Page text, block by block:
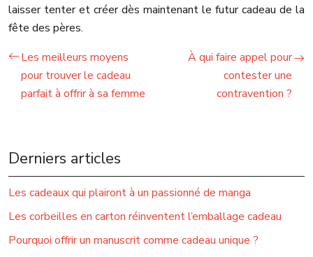
laisser tenter et créer dès maintenant le futur cadeau de la
fête des pères.
Les meilleurs moyens
pour trouver le cadeau
parfait à offrir à sa femme
À qui faire appel pour
contester une
contravention ?
Derniers articles
Les cadeaux qui plairont à un passionné de manga
Les corbeilles en carton réinventent l’emballage cadeau
Pourquoi offrir un manuscrit comme cadeau unique ?